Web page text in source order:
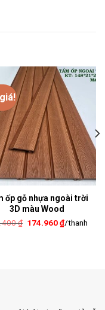
ốp gỗ nhựa ngoài trời
3D màu Wood
₫ Giá
174.960₫Giá
hiện
/thanh